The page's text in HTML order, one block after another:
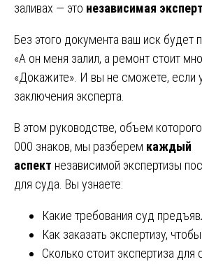
заливах — это независимая
Без этого документа ваш иск будет
«А он меня залил, а ремонт стоит
«Докажите». И вы не сможете, если
заключения эксперта.
В этом руководстве, объем
000 знаков, мы разберем каждый
аспект независимой экспертизы
для суда. Вы узнаете:
Какие требования суд
Как заказать экспертизу,
Сколько стоит экспертиза для